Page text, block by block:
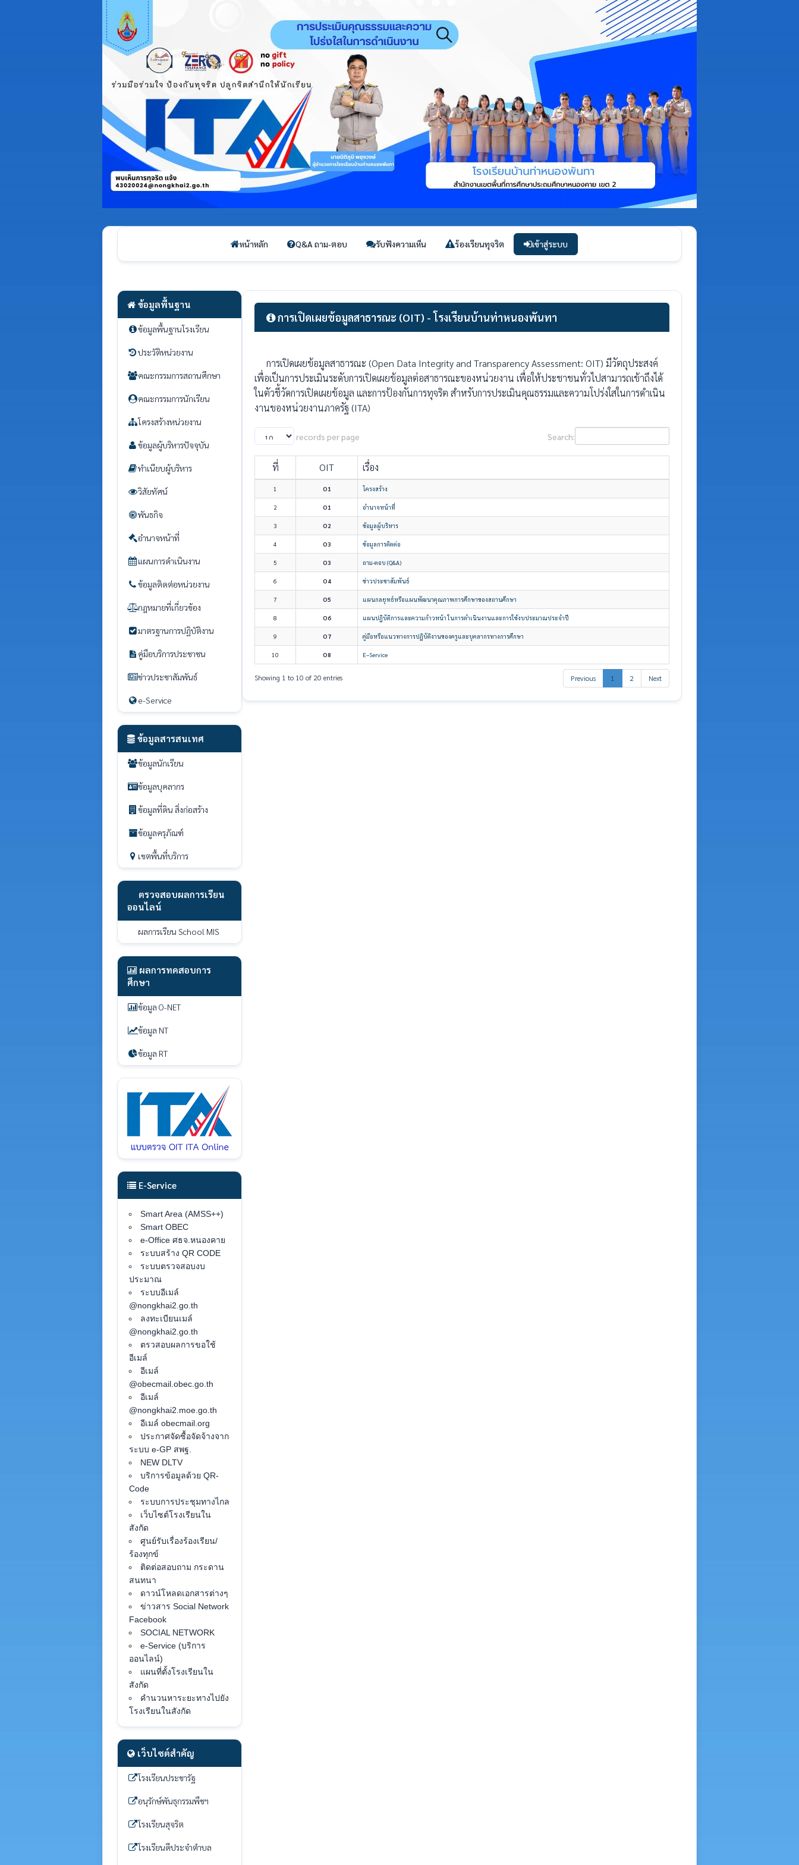
หน้าหลัก Q&A ถาม-ตอบ รับฟังความเห็น ร้องเรียนทุจริต เข้าสู่ระบบ
ข้อมูลพื้นฐาน
ข้อมูลพื้นฐานโรงเรียน
ประวัติหน่วยงาน
คณะกรรมการสถานศึกษา
คณะกรรมการนักเรียน
โครงสร้างหน่วยงาน
ข้อมูลผู้บริหารปัจจุบัน
ทำเนียบผู้บริหาร
วิสัยทัศน์
พันธกิจ
อำนาจหน้าที่
แผนการดำเนินงาน
ข้อมูลติดต่อหน่วยงาน
กฎหมายที่เกี่ยวข้อง
มาตรฐานการปฏิบัติงาน
คู่มือบริการประชาชน
ข่าวประชาสัมพันธ์
e-Service
ข้อมูลสารสนเทศ
ข้อมูลนักเรียน
ข้อมูลบุคลากร
ข้อมูลที่ดิน สิ่งก่อสร้าง
ข้อมูลครุภัณฑ์
เขตพื้นที่บริการ
ตรวจสอบผลการเรียน
ออนไลน์
ผลการเรียน School MIS
ผลการทดสอบการ
ศึกษา
ข้อมูล O-NET
ข้อมูล NT
ข้อมูล RT
E-Service
Smart Area (AMSS++)
Smart OBEC
e-Office ศธจ.หนองคาย
ระบบสร้าง QR CODE
ระบบตรวจสอบงบ
ประมาณ
ระบบอีเมล์
@nongkhai2.go.th
ลงทะเบียนเมล์
@nongkhai2.go.th
ตรวสอบผลการขอใช้
อีเมล์
อีเมล์
@obecmail.obec.go.th
อีเมล์
@nongkhai2.moe.go.th
อีเมล์ obecmail.org
ประกาศจัดซื้อจัดจ้างจาก
ระบบ e-GP สพฐ.
NEW DLTV
บริการข้อมูลด้วย QR-
Code
ระบบการประชุมทางไกล
เว็บไซต์โรงเรียนใน
สังกัด
ศูนย์รับเรื่องร้องเรียน/
ร้องทุกข์
ติดต่อสอบถาม กระดาน
สนทนา
ดาวน์โหลดเอกสารต่างๆ
ข่าวสาร Social Network
Facebook
SOCIAL NETWORK
e-Service (บริการ
ออนไลน์)
แผนที่ตั้งโรงเรียนใน
สังกัด
คำนวนหาระยะทางไปยัง
โรงเรียนในสังกัด
เว็บไซต์สำคัญ
โรงเรียนประชารัฐ
อนุรักษ์พันธุกรรมพืชฯ
โรงเรียนสุจริต
โรงเรียนดีประจำตำบล
การเปิดเผยข้อมูลสาธารณะ (OIT) - โรงเรียนบ้านท่าหนองพันทา
การเปิดเผยข้อมูลสาธารณะ (Open Data Integrity and Transparency Assessment: OIT) มีวัตถุประสงค์
เพื่อเป็นการประเมินระดับการเปิดเผยข้อมูลต่อสาธารณะของหน่วยงาน เพื่อให้ประชาชนทั่วไปสามารถเข้าถึงได้
ในตัวชี้วัดการเปิดเผยข้อมูล และการป้องกันการทุจริต สำหรับการประเมินคุณธรรมและความโปร่งใสในการดำเนิน
งานของหน่วยงานภาครัฐ (ITA)
records per page Search:
ที่ OIT เรื่อง
1 O1 โครงสร้าง
2 O1 อำนาจหน้าที่
3 O2 ข้อมูลผู้บริหาร
4 O3 ข้อมูลการติดต่อ
5 O3 ถาม-ตอบ (Q&A)
6 O4 ข่าวประชาสัมพันธ์
7 O5 แผนกลยุทธ์หรือแผนพัฒนาคุณภาพการศึกษาของสถานศึกษา
8 O6 แผนปฎิบัติการและความก้าวหน้า ในการดำเนินงานและการใช้งบประมาณประจำปี
9 O7 คู่มือหรือแนวทางการปฏิบัติงานของครูและบุคลากรทางการศึกษา
10 O8 E–Service
Showing 1 to 10 of 20 entries Previous 1 2 Next